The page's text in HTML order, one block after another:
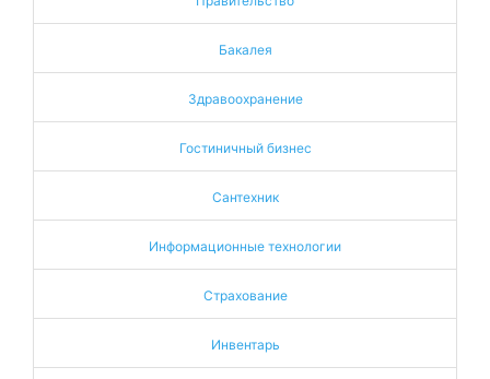
Бакалея
Здравоохранение
Гостиничный бизнес
Сантехник
Информационные технологии
Страхование
Инвентарь